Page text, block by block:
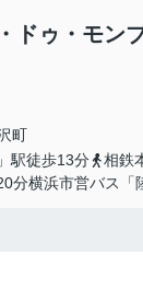
ドゥ・モン
町
駅徒歩13分
相鉄
分横浜市営バス「